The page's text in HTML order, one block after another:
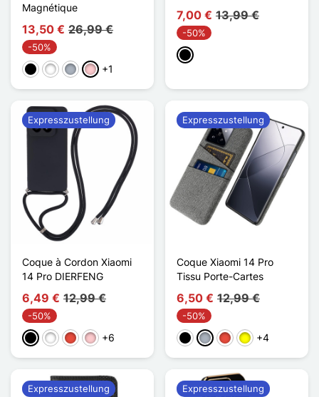
Magnétique
13,50 € 26,99 €
-50%
Schwarz
WeißGrauPink+1
7,00 € 13,99 €
-50%
Schwarz
Coque à Cordon Xiaomi
14 Pro DIERFENG
6,49 € 12,99 €
-50%
Schwarz
WeißRot Pink+6
Expresszustellung
Coque Xiaomi 14 Pro
Tissu Porte-Cartes
6,50 € 12,99 €
-50%
Schwarz
GrauRot Gelb+4
Expresszustellung
Expresszustellung Expresszustellung